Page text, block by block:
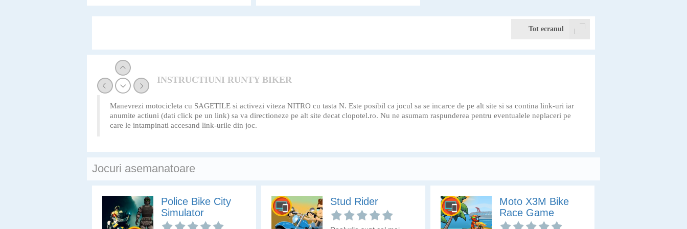
provocarilor!
Tot ecranul
INSTRUCTIUNI RUNTY BIKER
Manevrezi motocicleta cu SAGETILE si activezi viteza NITRO cu tasta N. Este posibil ca jocul sa se incarce de pe alt site si sa contina link-uri iar
anumite actiuni (dati click pe un link) sa va directioneze pe alt site decat clopotel.ro. Nu ne asumam raspunderea pentru eventualele neplaceri pe
care le intampinati accesand link-urile din joc.
Jocuri asemanatoare
Police Bike City
Simulator
Stud Rider
Moto X3M Bike
Race Game